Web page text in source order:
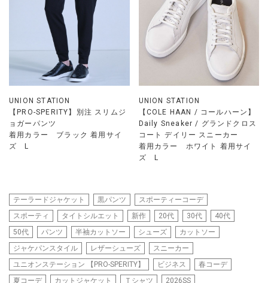
UNION STATION
【PRO-SPERITY】別注 スリムジ
ョガーパンツ
着用カラー ブラック 着用サイ
ズ L
UNION STATION
【COLE HAAN / コールハーン】
Daily Sneaker / グランドクロス
コート デイリー スニーカー
着用カラー ホワイト 着用サイ
ズ L
テーラードジャケット 黒パンツ
スポーティーコーデ
スポーティ
タイトシルエット 新作 20代 30代
40代
50代
パンツ 半袖カットソー シューズ
カットソー
ジャケパンスタイル
レザーシューズ
スニーカー
ユニオンステーション 【PRO-SPERITY】
ビジネス
春コーデ
夏コーデ
カットジャケット Ｔシャツ 2026SS